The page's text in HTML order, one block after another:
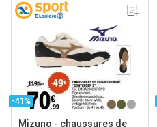
-41%
Mizuno - chaussures de